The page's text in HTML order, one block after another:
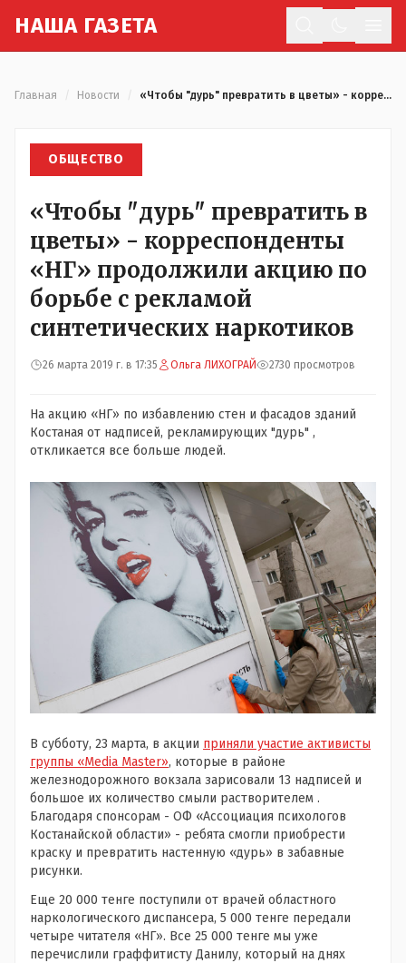
НАША ГАЗЕТА
Главная Новости «Чтобы "дурь" превратить в цветы» - корреспонденты «НГ» продолжили акцию по борьбе с рекламой синтетических наркотиков
ОБЩЕСТВО
«Чтобы "дурь" превратить в
цветы» - корреспонденты
«НГ» продолжили акцию по
борьбе с рекламой
синтетических наркотиков
26 марта 2019 г. в 17:35 Ольга ЛИХОГРАЙ 2730 просмотров
На акцию «НГ» по избавлению стен и фасадов зданий
Костаная от надписей, рекламирующих "дурь" ,
откликается все больше людей.
В субботу, 23 марта, в акции приняли участие активисты
группы «Media Master», которые в районе
железнодорожного вокзала зарисовали 13 надписей и
большое их количество смыли растворителем .
Благодаря спонсорам - ОФ «Ассоциация психологов
Костанайской области» - ребята смогли приобрести
краску и превратить настенную «дурь» в забавные
рисунки.
Еще 20 000 тенге поступили от врачей областного
наркологического диспансера, 5 000 тенге передали
четыре читателя «НГ». Все 25 000 тенге мы уже
перечислили граффитисту Данилу, который на днях